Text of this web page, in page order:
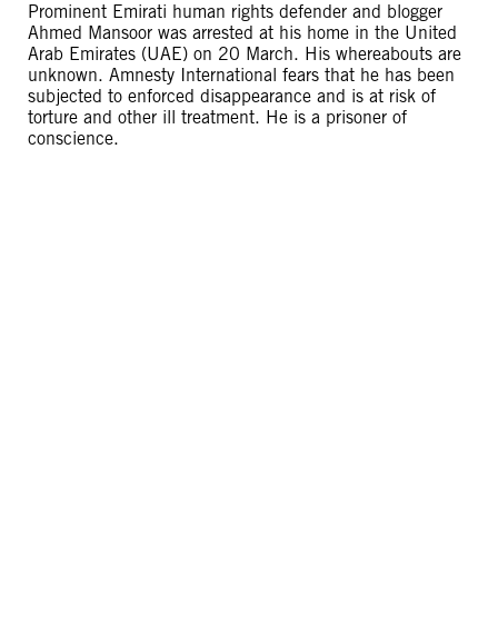
Prominent Emirati human rights defender and blogger
Ahmed Mansoor was arrested at his home in the United
Arab Emirates (UAE) on 20 March. His whereabouts are
unknown. Amnesty International fears that he has been
subjected to enforced disappearance and is at risk of
torture and other ill treatment. He is a prisoner of
conscience.